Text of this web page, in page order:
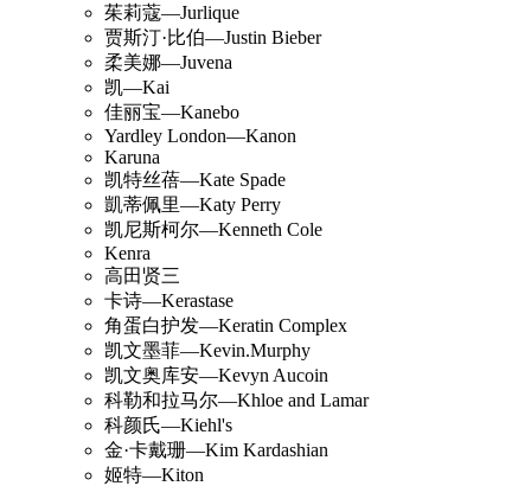
茱莉蔻—Jurlique
贾斯汀·比伯—Justin Bieber
柔美娜—Juvena
凯—Kai
佳丽宝—Kanebo
Yardley London—Kanon
Karuna
凯特丝蓓—Kate Spade
凱蒂佩里—Katy Perry
凯尼斯柯尔—Kenneth Cole
Kenra
高田贤三
卡诗—Kerastase
角蛋白护发—Keratin Complex
凯文墨菲—Kevin.Murphy
凯文奥库安—Kevyn Aucoin
科勒和拉马尔—Khloe and Lamar
科颜氏—Kiehl's
金·卡戴珊—Kim Kardashian
姬特—Kiton